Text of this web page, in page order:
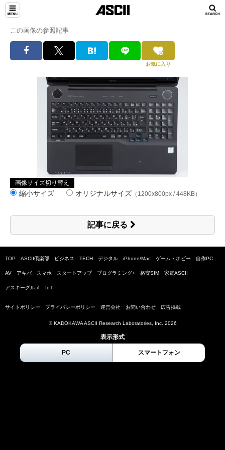
この画像の参照記事
お気に入り
画像サイズ切り替え
縮小サイズ オリジナルサイズ （1200x800px / 448KB）
記事に戻る
TOP ASCII倶楽部 ビジネス TECH デジタル iPhone/Mac ゲーム・ホビー 自作PC
AV アキバ スマホ スタートアップ プログラミング+ 格安SIM 家電ASCII
アスキーグルメ IoT
サイトポリシー プライバシーポリシー 運営会社 お問い合わせ 広告掲載
© KADOKAWA ASCII Research Laboratories, Inc. 2026
表示形式
PC スマートフォン